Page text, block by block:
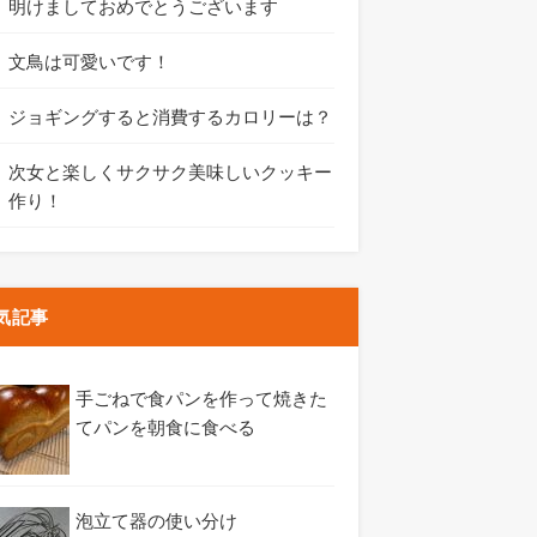
明けましておめでとうございます
文鳥は可愛いです！
ジョギングすると消費するカロリーは？
次女と楽しくサクサク美味しいクッキー
作り！
記事
手ごねで食パンを作って焼きた
てパンを朝食に食べる
泡立て器の使い分け